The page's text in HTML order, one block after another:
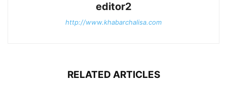
editor2
http://www.khabarchalisa.com
RELATED ARTICLES